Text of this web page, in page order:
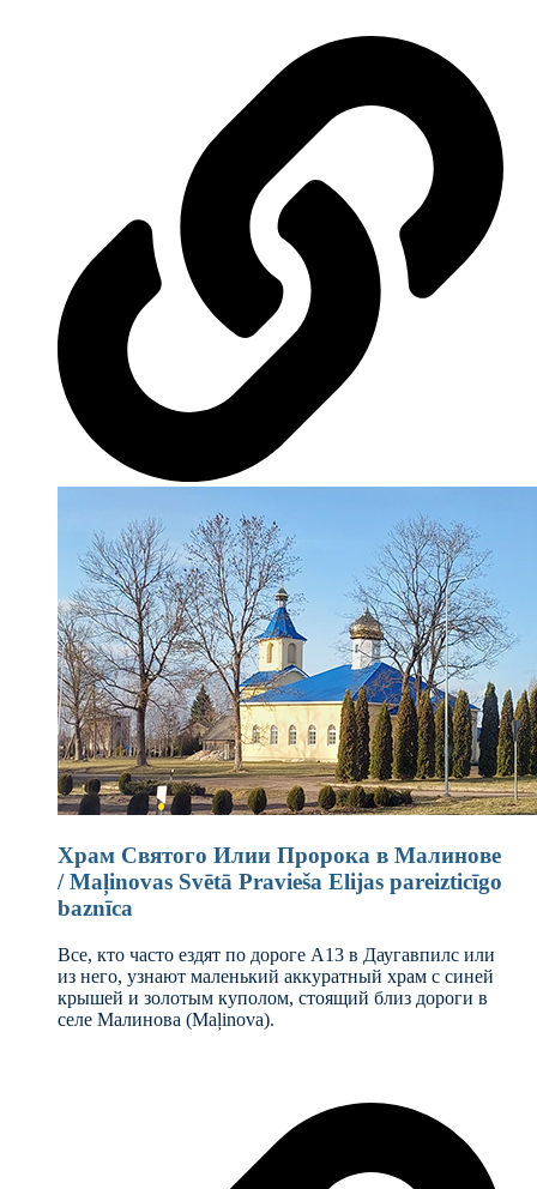
Храм Святого Илии Пророка в Малинове
/ Maļinovas Svētā Pravieša Elijas pareizticīgo
baznīca
Все, кто часто ездят по дороге A13 в Даугавпилс или
из него, узнают маленький аккуратный храм с синей
крышей и золотым куполом, стоящий близ дороги в
селе Малинова (Maļinova).